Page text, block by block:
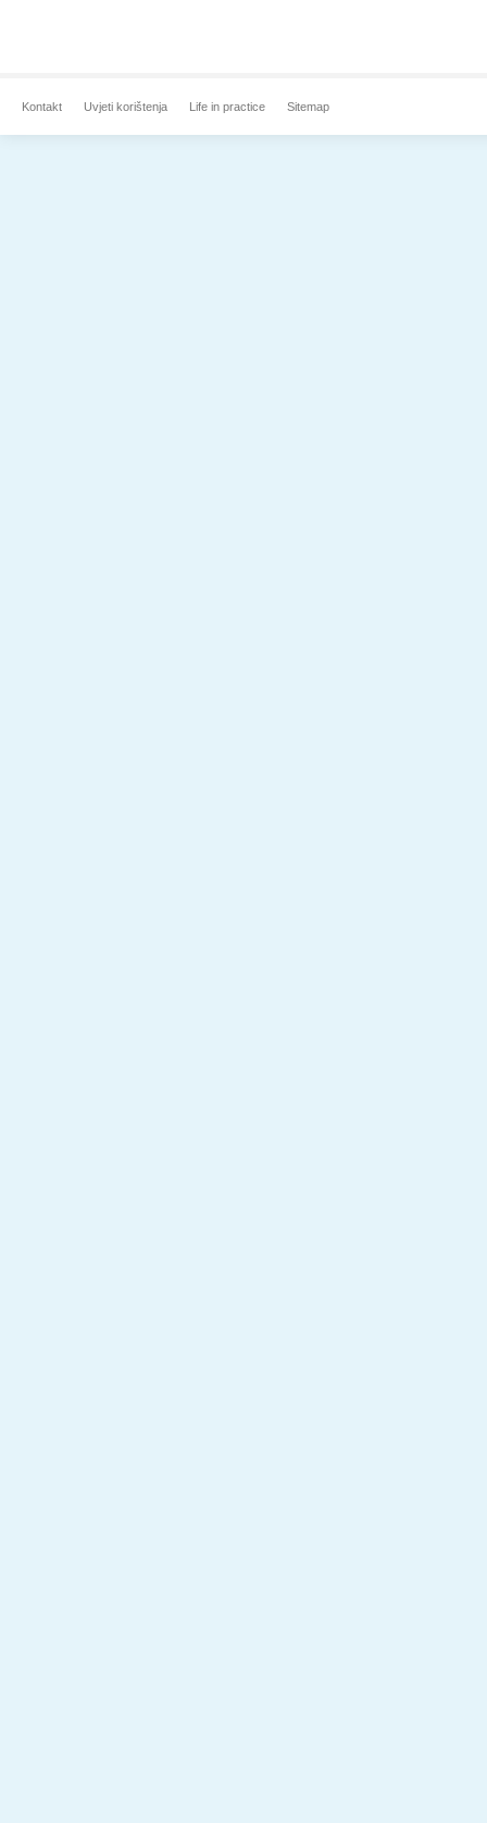
Kontakt Uvjeti korištenja Life in practice Sitemap